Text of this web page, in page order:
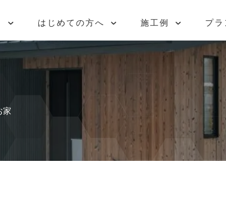
はじめての方へ
施工例 プラ
家